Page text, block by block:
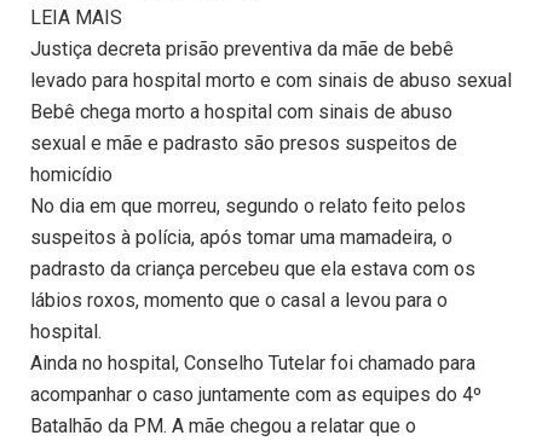
LEIA MAIS
Justiça decreta prisão preventiva da mãe de bebê
levado para hospital morto e com sinais de abuso sexual
Bebê chega morto a hospital com sinais de abuso
sexual e mãe e padrasto são presos suspeitos de
homicídio
No dia em que morreu, segundo o relato feito pelos
suspeitos à polícia, após tomar uma mamadeira, o
padrasto da criança percebeu que ela estava com os
lábios roxos, momento que o casal a levou para o
hospital.
Ainda no hospital, Conselho Tutelar foi chamado para
acompanhar o caso juntamente com as equipes do 4º
Batalhão da PM. A mãe chegou a relatar que o